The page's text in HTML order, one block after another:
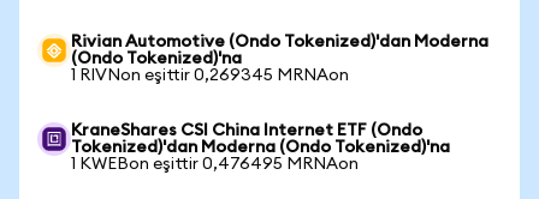
Rivian Automotive (Ondo Tokenized)'dan Moderna
(Ondo Tokenized)'na
1 RIVNon eşittir 0,269345 MRNAon
KraneShares CSI China Internet ETF (Ondo
Tokenized)'dan Moderna (Ondo Tokenized)'na
1 KWEBon eşittir 0,476495 MRNAon